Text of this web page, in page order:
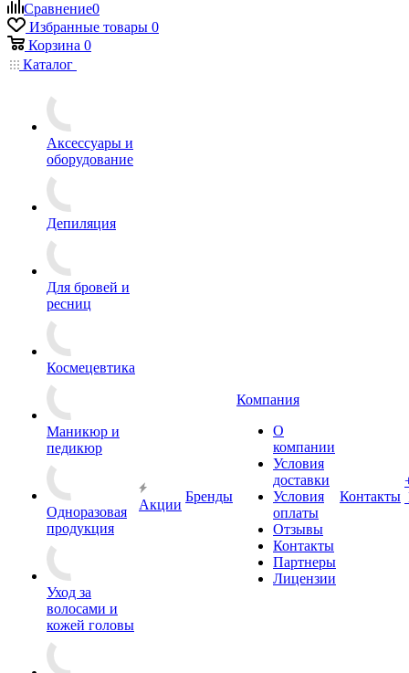
Сравнение0
Избранные товары 0
Корзина 0
Каталог
Аксессуары и
оборудование
Депиляция
Для бровей и
ресниц
Космецевтика
Маникюр и
педикюр
Одноразовая
продукция
Уход за
волосами и
кожей головы
Акции
Бренды
Компания
О
компании
Условия
доставки
Условия
оплаты
Отзывы
Контакты
Партнеры
Лицензии
Контакты